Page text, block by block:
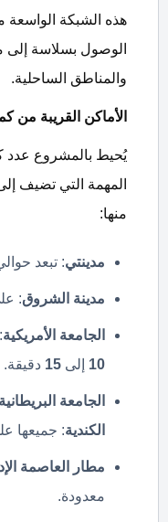
هذه الشبكة
الوصول بسلاسة إلى
والمناطق الساحلية.
الأماكن القريبة من
يُحيط بالمشروع عدد
المهمة التي تضيف
منها:
مدينتي: تبعد
مدينة الشروق:
الجامعة الأمريكية
10 إلى 15 دقيقة.
الجامعة
الكندية: جميعها
مطار العاصمة
معدودة.